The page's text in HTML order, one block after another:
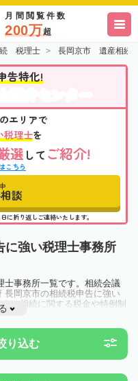
月間閲覧件数
200万超
税理士 長岡京市 遺産相続
告特化!
エリアで
税理士を
選 して ご紹介!
こちら
談
に折り返しご連絡いたします。
に強い税理士事務所
士事務所一覧です。相続会議
長岡京市の相続税申告に強い
。相続に関する税金や特例制
ましょう。
り込む